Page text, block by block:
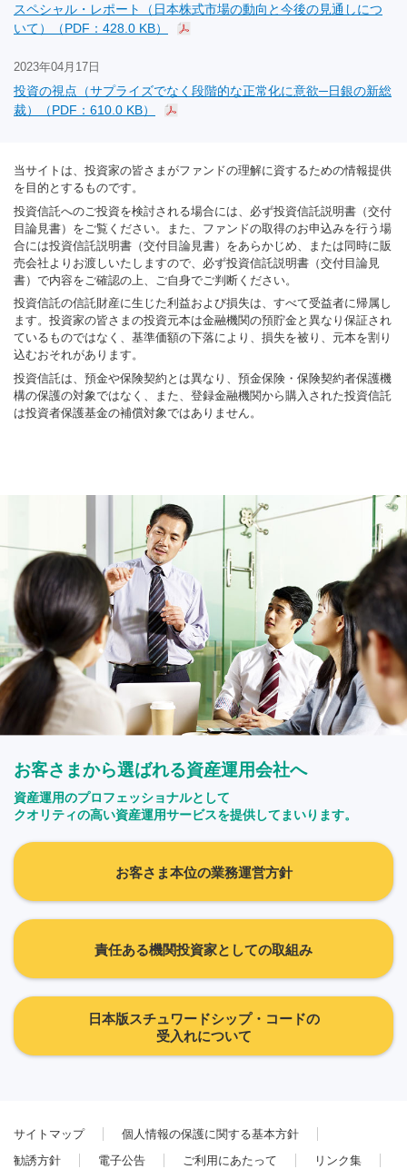
スペシャル・レポート（日本株式市場の動向と今後の見通しにつ
いて）（PDF：428.0 KB）
2023年04月17日
投資の視点（サプライズでなく段階的な正常化に意欲─日銀の新総
裁）（PDF：610.0 KB）
当サイトは、投資家の皆さまがファンドの理解に資するための情報提供
を目的とするものです。
投資信託へのご投資を検討される場合には、必ず投資信託説明書（交付
目論見書）をご覧ください。また、ファンドの取得のお申込みを行う場
合には投資信託説明書（交付目論見書）をあらかじめ、または同時に販
売会社よりお渡しいたしますので、必ず投資信託説明書（交付目論見
書）で内容をご確認の上、ご自身でご判断ください。
投資信託の信託財産に生じた利益および損失は、すべて受益者に帰属し
ます。投資家の皆さまの投資元本は金融機関の預貯金と異なり保証され
ているものではなく、基準価額の下落により、損失を被り、元本を割り
込むおそれがあります。
投資信託は、預金や保険契約とは異なり、預金保険・保険契約者保護機
構の保護の対象ではなく、また、登録金融機関から購入された投資信託
は投資者保護基金の補償対象ではありません。
お客さまから選ばれる資産運用会社へ
資産運用のプロフェッショナルとして
クオリティの高い資産運用サービスを提供してまいります。
お客さま本位の業務運営方針
責任ある機関投資家としての取組み
日本版スチュワードシップ・コードの
受入れについて
サイトマップ
個人情報の保護に関する基本方針
勧誘方針
電子公告 ご利用にあたって リンク集